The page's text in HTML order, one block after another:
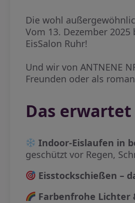
Die wohl
Vom 13. Dezember
EisSalon Ruhr!
Und wir von ANTNENE
Freunden oder als
Das erwartet
Indoor-Eislaufen in
geschützt vor Regen,
Eisstockschießen –
Farbenfrohe Lichter